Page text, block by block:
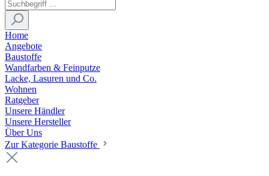
Home
Angebote
Baustoffe
Wandfarben & Feinputze
Lacke, Lasuren und Co.
Wohnen
Ratgeber
Unsere Händler
Unsere Hersteller
Über Uns
Zur Kategorie Baustoffe